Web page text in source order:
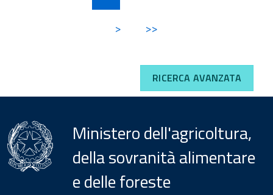
> >>
RICERCA AVANZATA
Ministero dell'agricoltura,
della sovranità alimentare
e delle foreste